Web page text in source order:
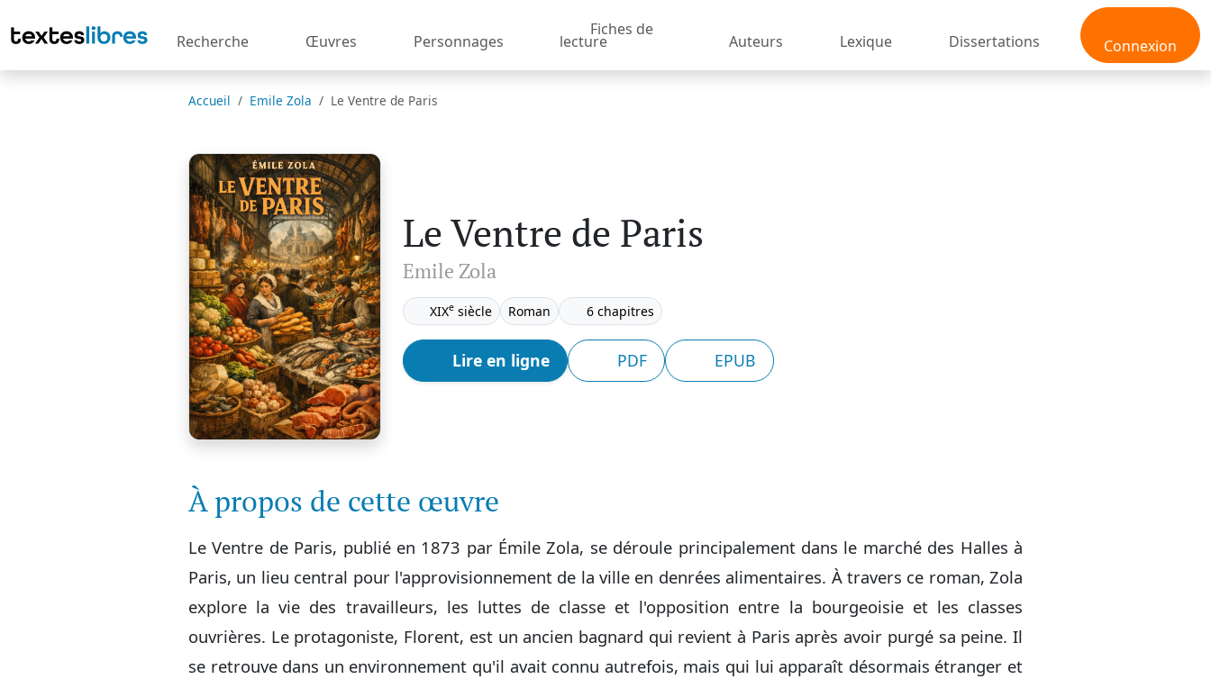
Connexion
Recherche Œuvres Personnages
Fiches de
lecture Auteurs Lexique Dissertations
Accueil Emile Zola Le Ventre de Paris
Le Ventre de Paris
Emile Zola
XIXe siècle Roman 6 chapitres
Lire en ligne PDF EPUB
À propos de cette œuvre
Le Ventre de Paris, publié en 1873 par Émile Zola, se déroule principalement dans le marché des Halles à
Paris, un lieu central pour l'approvisionnement de la ville en denrées alimentaires. À travers ce roman, Zola
explore la vie des travailleurs, les luttes de classe et l'opposition entre la bourgeoisie et les classes
ouvrières. Le protagoniste, Florent, est un ancien bagnard qui revient à Paris après avoir purgé sa peine. Il
se retrouve dans un environnement qu'il avait connu autrefois, mais qui lui apparaît désormais étranger et